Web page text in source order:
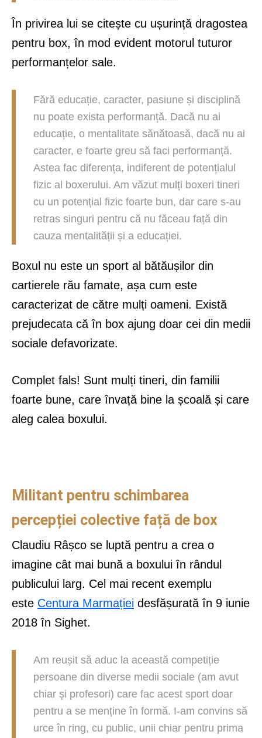
În privirea lui se citește cu ușurință dragostea
pentru box, în mod evident motorul tuturor
performanțelor sale.
Fără educație, caracter, pasiune și disciplină
nu poate exista performanță. Dacă nu ai
educație, o mentalitate sănătoasă, dacă nu ai
caracter, e foarte greu să faci performanță.
Astea fac diferența, indiferent de potențialul
fizic al boxerului. Am văzut mulți boxeri tineri
cu un potențial fizic foarte bun, dar care s-au
retras singuri pentru că nu făceau față din
cauza mentalității și a educației.
Boxul nu este un sport al bătăușilor din
cartierele rău famate, așa cum este
caracterizat de către mulți oameni. Există
prejudecata că în box ajung doar cei din medii
sociale defavorizate.
Complet fals! Sunt mulți tineri, din familii
foarte bune, care învață bine la școală și care
aleg calea boxului.
Militant pentru schimbarea
percepției colective față de box
Claudiu Râșco se luptă pentru a crea o
imagine cât mai bună a boxului în rândul
publicului larg. Cel mai recent exemplu
este Centura Marmației desfășurată în 9 iunie
2018 în Sighet.
Am reușit să aduc la această competiție
persoane din diverse medii sociale (am avut
chiar și profesori) care fac acest sport doar
pentru a se menține în formă. I-am convins să
urce în ring, cu public, unii chiar pentru prima